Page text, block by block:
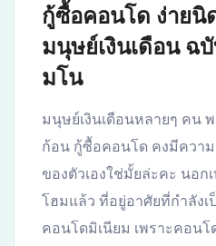
กู้ซื้อคอนโด ง่ายนิ
มนุษย์เงินเดือน ฉ
มโน
มนุษย์เงินเดือนหลายๆ คน
ก้อน กู้ซื้อคอนโด คงมีควา
ของตัวเองใช่มั้ยล่ะคะ นอ
โฮมแล้ว ที่อยู่อาศัยที่กำลัง
คอนโดมิเนียม เพราะคอน